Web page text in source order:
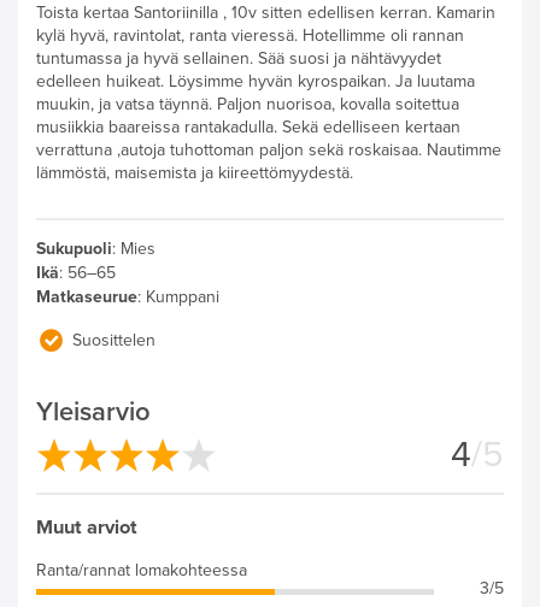
Toista kertaa Santoriinilla , 10v sitten edellisen kerran. Kamarin
kylä hyvä, ravintolat, ranta vieressä. Hotellimme oli rannan
tuntumassa ja hyvä sellainen. Sää suosi ja nähtävyydet
edelleen huikeat. Löysimme hyvän kyrospaikan. Ja luutama
muukin, ja vatsa täynnä. Paljon nuorisoa, kovalla soitettua
musiikkia baareissa rantakadulla. Sekä edelliseen kertaan
verrattuna ,autoja tuhottoman paljon sekä roskaisaa. Nautimme
lämmöstä, maisemista ja kiireettömyydestä.
Sukupuoli: Mies
Ikä: 56–65
Matkaseurue: Kumppani
Suosittelen
Yleisarvio
4/5
Muut arviot
Ranta/rannat lomakohteessa
3/5